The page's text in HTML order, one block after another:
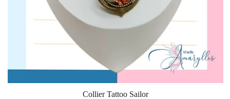
VOIR LE PRODUIT
Collier Tattoo Sailor